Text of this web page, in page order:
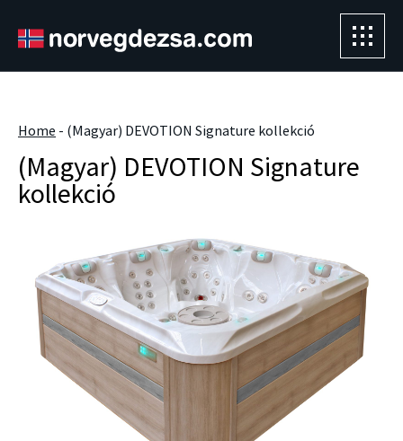
Home - (Magyar) DEVOTION Signature kollekció
(Magyar) DEVOTION Signature
kollekció